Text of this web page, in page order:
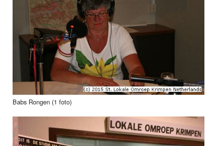
Babs Rongen (1 foto)